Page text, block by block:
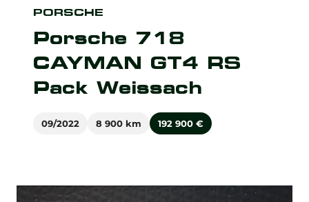
Porsche 718
CAYMAN GT4 RS
Pack Weissach
PORSCHE
09/2022 8 900 km 192 900 €